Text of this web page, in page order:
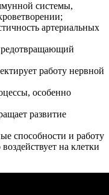
системы,
артериальных
работу нервной
особенно
развитие
способности и работу
на клетки